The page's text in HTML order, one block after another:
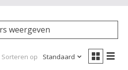
weergeven
Sorteren op Standaard